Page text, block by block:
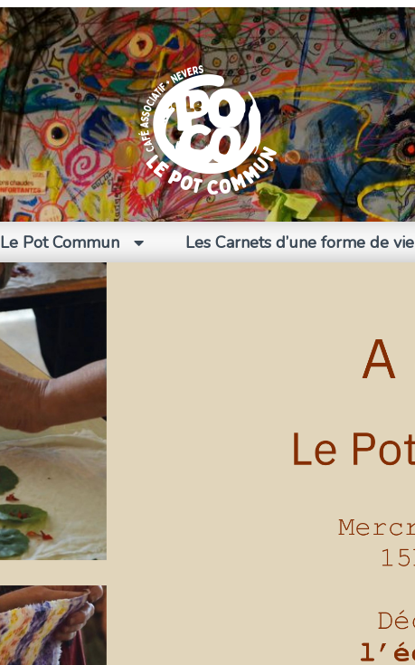
Le Pot Commun Les Carnets d’une forme de vie